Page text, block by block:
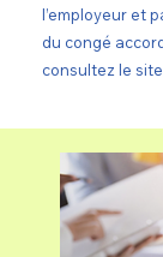
l’employeur et
du congé
consultez le